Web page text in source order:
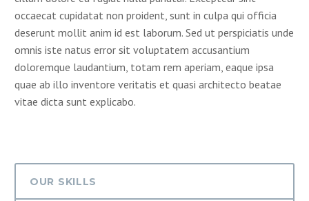
occaecat cupidatat non proident, sunt in culpa qui officia
deserunt mollit anim id est laborum. Sed ut perspiciatis unde
omnis iste natus error sit voluptatem accusantium
doloremque laudantium, totam rem aperiam, eaque ipsa
quae ab illo inventore veritatis et quasi architecto beatae
vitae dicta sunt explicabo.
OUR SKILLS